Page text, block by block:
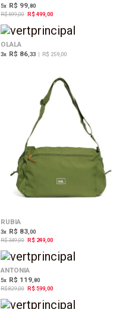
5x R$ 99,80
R$ 699,00 R$ 499,00
OLALA
3x R$ 86,33 | R$ 259,00
RUBIA
3x R$ 83,00
R$ 349,00 R$ 249,00
ANTONIA
5x R$ 119,80
R$ 829,00 R$ 599,00